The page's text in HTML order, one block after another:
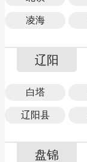
凌海
辽阳
白塔
辽阳县
盘锦